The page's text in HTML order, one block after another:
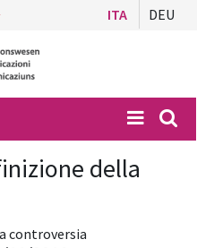
ITA DEU
Menü
della
controversia